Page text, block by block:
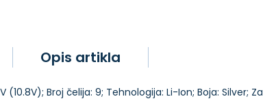
Opis artikla
(10.8V); Broj čelija: 9; Tehnologija: Li-Ion; Boja: